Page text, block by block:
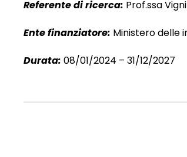
Referente di ricerca: Prof.ssa
Ente finanziatore: Ministero delle
Durata: 08/01/2024 – 31/12/2027